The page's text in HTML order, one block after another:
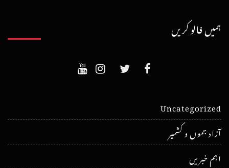
ہمیں فالو کریں
Uncategorized
آزاد جموں و کشمیر
اہم خبریں